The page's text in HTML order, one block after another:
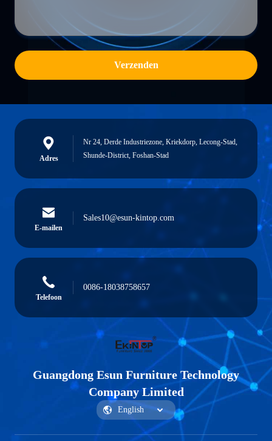
Verzenden
Adres
Nr 24, Derde Industriezone, Kriekdorp, Lecong-Stad,
Shunde-District, Foshan-Stad
E-mailen
Sales10@esun-kintop.com
Telefoon
0086-18038758657
Guangdong Esun Furniture Technology
Company Limited